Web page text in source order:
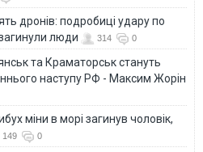
дронів: подробиці удару по
загинули люди
314 0
та Краматорськ стануть
наступу РФ - Максим Жорін
міни в морі загинув чоловік,
149 0